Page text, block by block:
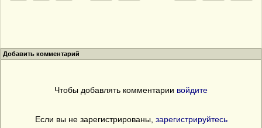
Добавить комментарий
Чтобы добавлять комментарии войдите
Если вы не зарегистрированы, зарегистрируйтесь